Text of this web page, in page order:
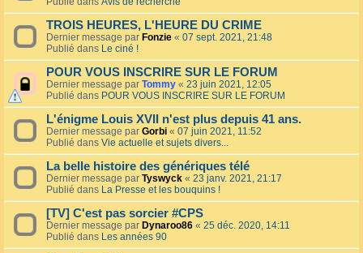
TROIS HEURES, L'HEURE DU CRIME
Dernier message par Fonzie « 07 sept. 2021, 21:48
Publié dans Le ciné !
POUR VOUS INSCRIRE SUR LE FORUM
Dernier message par Tommy « 23 juin 2021, 12:05
Publié dans POUR VOUS INSCRIRE SUR LE FORUM
L'énigme Louis XVII n'est plus depuis 41 ans.
Dernier message par Gorbi « 07 juin 2021, 11:52
Publié dans Vie actuelle et sujets divers...
La belle histoire des génériques télé
Dernier message par Tyswyck « 23 janv. 2021, 21:17
Publié dans La Presse et les bouquins !
[TV] C'est pas sorcier #CPS
Dernier message par Dynaroo86 « 25 déc. 2020, 14:11
Publié dans Les années 90